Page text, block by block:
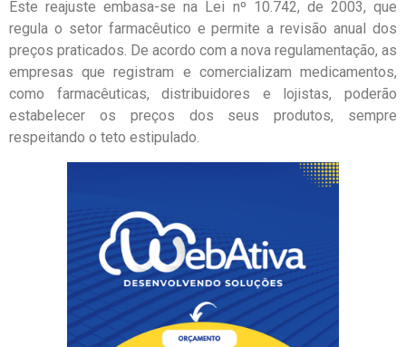
Este reajuste embasa-se na Lei nº 10.742, de 2003, que
regula o setor farmacêutico e permite a revisão anual dos
preços praticados. De acordo com a nova regulamentação, as
empresas que registram e comercializam medicamentos,
como farmacêuticas, distribuidores e lojistas, poderão
estabelecer os preços dos seus produtos, sempre
respeitando o teto estipulado.